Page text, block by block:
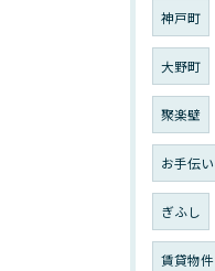
神戸町
大野町
聚楽壁
お手伝い
ぎふし
賃貸物件